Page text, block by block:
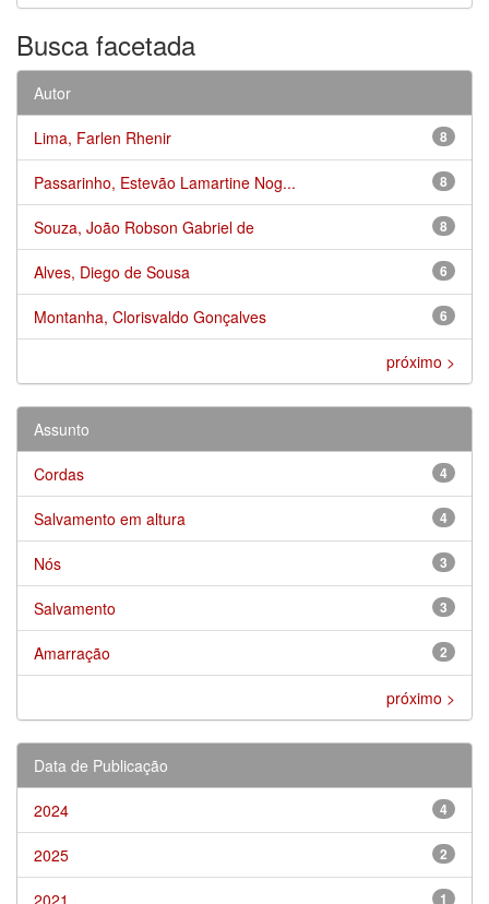
Busca facetada
Autor
8
Lima, Farlen Rhenir
8
Passarinho, Estevão Lamartine Nog...
8
Souza, João Robson Gabriel de
6
Alves, Diego de Sousa
6
Montanha, Clorisvaldo Gonçalves
próximo >
Assunto
4
Cordas
4
Salvamento em altura
3
Nós
3
Salvamento
2
Amarração
próximo >
Data de Publicação
4
2024
2
2025
1
2021